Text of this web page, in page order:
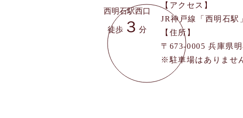
西明石駅西口
徒歩 ３ 分
【アクセス】
JR神戸線「西明石駅
【住所】
〒673-0005 兵庫県
​※駐車場はありませ